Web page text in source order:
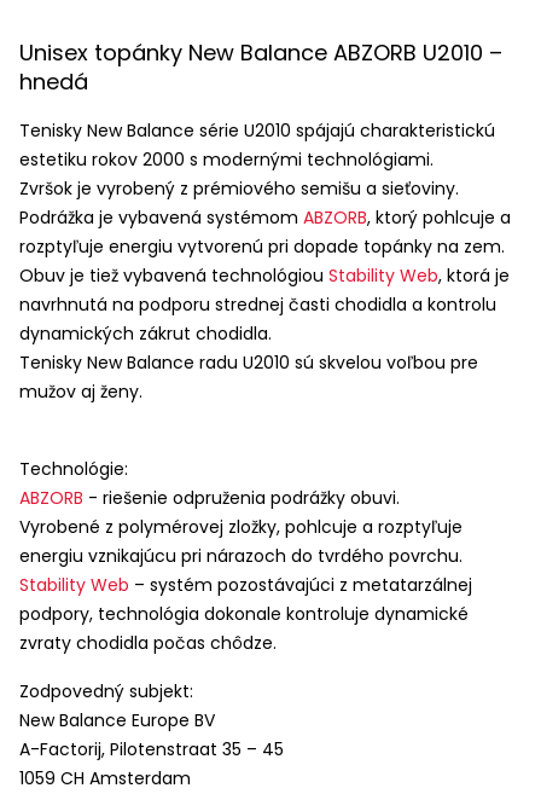
Unisex topánky New Balance ABZORB U2010 –
hnedá
Tenisky New Balance série U2010 spájajú charakteristickú
estetiku rokov 2000 s modernými technológiami.
Zvršok je vyrobený z prémiového semišu a sieťoviny.
Podrážka je vybavená systémom ABZORB, ktorý pohlcuje a
rozptyľuje energiu vytvorenú pri dopade topánky na zem.
Obuv je tiež vybavená technológiou Stability Web, ktorá je
navrhnutá na podporu strednej časti chodidla a kontrolu
dynamických zákrut chodidla.
Tenisky New Balance radu U2010 sú skvelou voľbou pre
mužov aj ženy.
Technológie:
ABZORB - riešenie odpruženia podrážky obuvi.
Vyrobené z polymérovej zložky, pohlcuje a rozptyľuje
energiu vznikajúcu pri nárazoch do tvrdého povrchu.
Stability Web – systém pozostávajúci z metatarzálnej
podpory, technológia dokonale kontroluje dynamické
zvraty chodidla počas chôdze.
Zodpovedný subjekt:
New Balance Europe BV
A-Factorij, Pilotenstraat 35 – 45
1059 CH Amsterdam